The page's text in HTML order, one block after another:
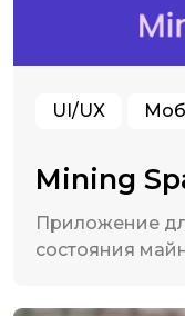
UI/UX
Mining
Приложение
состояния